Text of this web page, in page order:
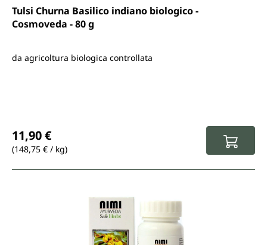
Valutazione media di 5 su 5 stelle
Tulsi Churna Basilico indiano biologico -
Cosmoveda - 80 g
da agricoltura biologica controllata
11,90 €
(148,75 € / kg)